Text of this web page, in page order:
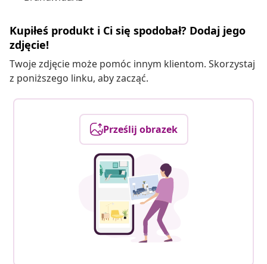
Kupiłeś produkt i Ci się spodobał? Dodaj jego
zdjęcie!
Twoje zdjęcie może pomóc innym klientom. Skorzystaj
z poniższego linku, aby zacząć.
Prześlij obrazek